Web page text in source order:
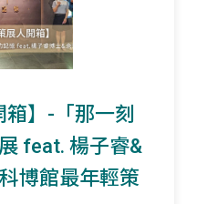
箱】-「那一刻
feat. 楊子睿&
博館最年輕策